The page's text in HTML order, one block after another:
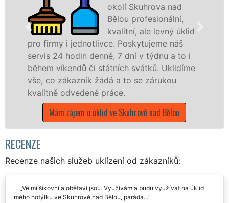
Skuhrova nad
profesionální,
ale levný úklid
Poskytujeme náš
7 dní v týdnu a to i
svátků. Uklidíme
a to se zárukou
Skuhrově nad Bělou
služby nabízíme pro
společnosti, státní
v celém
čistoty.
Mám zájem o úklidové
RECENZE
Recenze našich služeb uklízení od zákazníků:
Velmi šikovní a obětaví jsou. Využívám a budu využívat na úklid
mého hotýlku ve Skuhrově nad Bělou, paráda...